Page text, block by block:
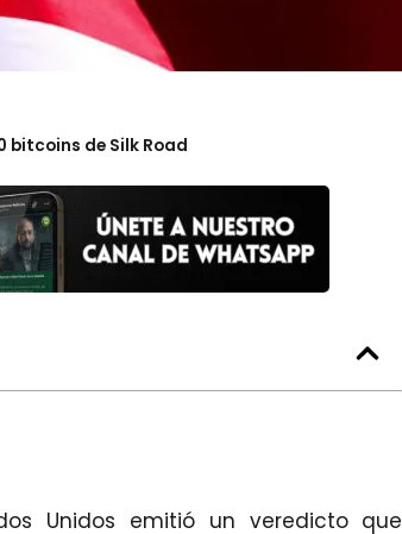
bitcoins de Silk Road
Unidos emitió un veredicto que